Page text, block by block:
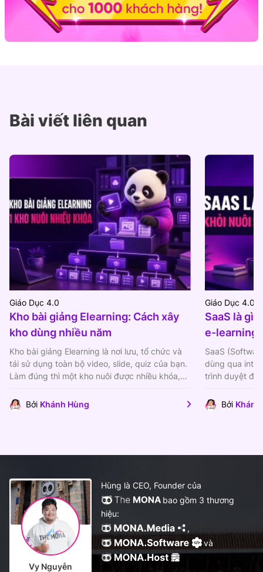
Bài viết liên quan
Giáo Dục 4.0
Kho bài giảng Elearning: Cách xây
kho dùng nhiều năm
Kho bài giảng Elearning là nơi lưu, tổ chức và
tái sử dụng toàn bộ video, slide, quiz của bạn.
Làm đúng thì một kho nuôi được nhiều khóa,
Bởi Khánh Hùng
Giáo Dục 4.0
SaaS là
e-learning
SaaS
dùng qua
trình duyệt để
Bởi
Vy Nguyễn
Hùng là CEO, Founder của
bao gồm 3 thương
hiệu:
,
và